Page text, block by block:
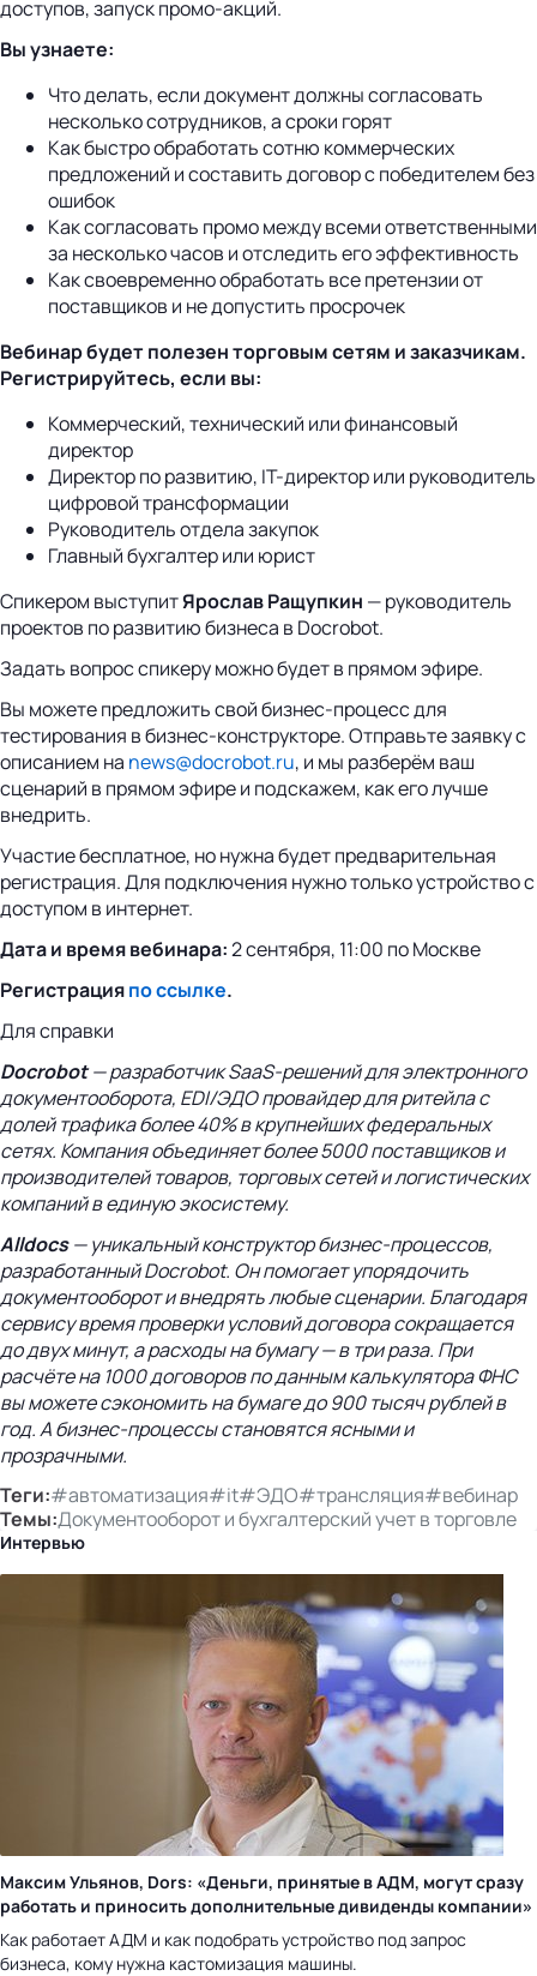
доступов, запуск промо-акций.
Вы узнаете:
Что делать, если документ должны согласовать
несколько сотрудников, а сроки горят
Как быстро обработать сотню коммерческих
предложений и составить договор с победителем без
ошибок
Как согласовать промо между всеми ответственными
за несколько часов и отследить его эффективность
Как своевременно обработать все претензии от
поставщиков и не допустить просрочек
Вебинар будет полезен торговым сетям и заказчикам.
Регистрируйтесь, если вы:
Коммерческий, технический или финансовый
директор
Директор по развитию, IТ-директор или руководитель
цифровой трансформации
Руководитель отдела закупок
Главный бухгалтер или юрист
Спикером выступитЯрослав Ращупкин — руководитель
проектов по развитию бизнеса в Docrobot.
Задать вопрос спикеру можно будет в прямом эфире.
Вы можете предложить свой бизнес-процесс для
тестирования в бизнес-конструкторе. Отправьте заявку с
описанием на news@docrobot.ru, и мы разберём ваш
сценарий в прямом эфире и подскажем, как его лучше
внедрить.
Участие бесплатное, но нужна будет предварительная
регистрация. Для подключения нужно только устройство с
доступом в интернет.
Дата и время вебинара:2 сентября, 11:00 по Москве
Регистрацияпо ссылке.
Для справки
Docrobot— разработчик SaaS-решений для электронного
документооборота, EDI/ЭДО провайдер для ритейла с
долей трафика более 40% в крупнейших федеральных
сетях. Компания объединяет более 5000 поставщиков и
производителей товаров, торговых сетей и логистических
компаний в единую экосистему.
Alldocs— уникальный конструктор бизнес-процессов,
разработанный Docrobot. Он помогает упорядочить
документооборот и внедрять любые сценарии. Благодаря
сервису время проверки условий договора сокращается
до двух минут, а расходы на бумагу — в три раза. При
расчёте на 1000 договоров по данным калькулятора ФНС
вы можете сэкономить на бумаге до 900 тысяч рублей в
год. А бизнес-процессы становятся ясными и
прозрачными.
Теги:#автоматизация#it#ЭДО#трансляция#вебинар
Темы:Документооборот и бухгалтерский учет в торговле
Интервью
Максим Ульянов, Dors: «Деньги, принятые в АДМ, могут сразу
работать и приносить дополнительные дивиденды компании»
Как работает АДМ и как подобрать устройство под запрос
бизнеса, кому нужна кастомизация машины.